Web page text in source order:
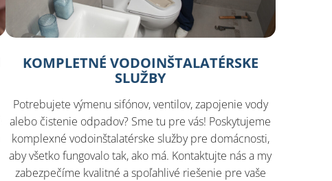
KOMPLETNÉ VODOINŠTALATÉRSKE
SLUŽBY
Potrebujete výmenu sifónov, ventilov, zapojenie vody
alebo čistenie odpadov? Sme tu pre vás! Poskytujeme
komplexné vodoinštalatérske služby pre domácnosti,
aby všetko fungovalo tak, ako má. Kontaktujte nás a my
zabezpečíme kvalitné a spoľahlivé riešenie pre vaše